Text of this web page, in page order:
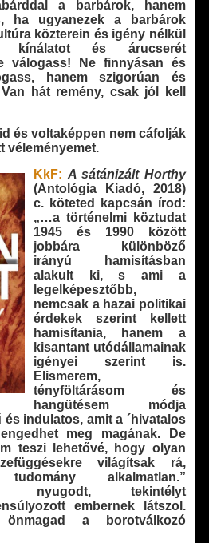
a barbárok, hanem
ha ugyanezek a barbárok
közterein és igény nélkül
kínálatot és árucserét
válogass! Ne finnyásan és
hanem szigorúan és
Van hát remény, csak jól kell
és voltaképpen nem cáfolják
véleményemet.
KkF: A sátánizált Horthy
(Antológia Kiadó, 2018)
c. köteted kapcsán írod:
„…a történelmi köztudat
1945 és 1990 között
jobbára különböző
irányú hamisításban
alakult ki, s ami a
legelképesztőbb,
nemcsak a hazai politikai
érdekek szerint kellett
hamisítania, hanem a
kisantant utódállamainak
igényei szerint is.
Elismerem,
tényföltárásom és
hangütésem módja
indulatos, amit a ´hivatalos
meg magának. De
teszi lehetővé, hogy olyan
világítsak rá,
alkalmatlan.”
nyugodt, tekintélyt
embernek látszol.
a borotválkozó